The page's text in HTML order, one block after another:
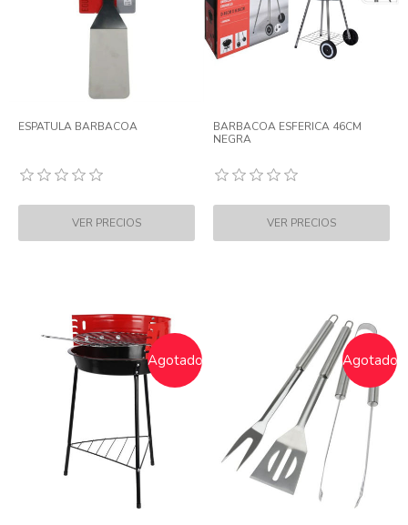
ESPATULA BARBACOA
BARBACOA ESFERICA 46CM
NEGRA
Agotado Agotado